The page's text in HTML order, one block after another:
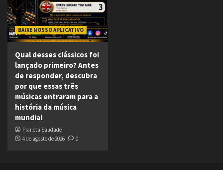
BAIXE NOSSO APLICATIVO
Qual desses clássicos foi
lançado primeiro? Antes
de responder, descubra
por que essas três
músicas entraram para a
história da música
mundial
Planeta Saudade
4 de agosto de 2026
0